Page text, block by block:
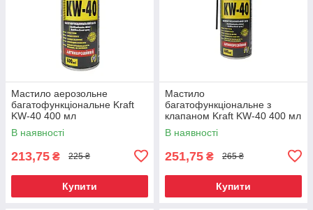
Мастило аерозольне
багатофункціональне Kraft
KW-40 400 мл
В наявності
213,75 ₴ 225 ₴
Купити
Мастило
багатофункціональне з
клапаном Kraft KW-40 400 мл
В наявності
251,75 ₴ 265 ₴
Купити